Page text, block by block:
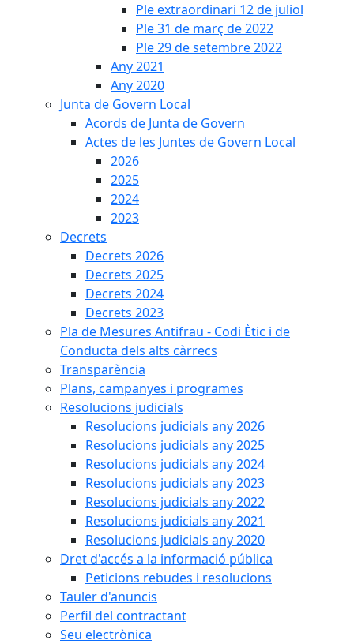
Ple extraordinari 12 de juliol
Ple 31 de març de 2022
Ple 29 de setembre 2022
Any 2021
Any 2020
Junta de Govern Local
Acords de Junta de Govern
Actes de les Juntes de Govern Local
2026
2025
2024
2023
Decrets
Decrets 2026
Decrets 2025
Decrets 2024
Decrets 2023
Pla de Mesures Antifrau - Codi Ètic i de
Conducta dels alts càrrecs
Transparència
Plans, campanyes i programes
Resolucions judicials
Resolucions judicials any 2026
Resolucions judicials any 2025
Resolucions judicials any 2024
Resolucions judicials any 2023
Resolucions judicials any 2022
Resolucions judicials any 2021
Resolucions judicials any 2020
Dret d'accés a la informació pública
Peticions rebudes i resolucions
Tauler d'anuncis
Perfil del contractant
Seu electrònica